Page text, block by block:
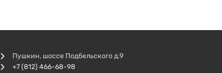
Пушкин, шоссе Подбельского д.9
+7 (812) 466-68-98